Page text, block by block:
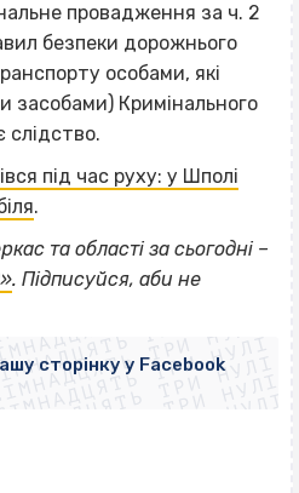
провадження за ч. 2
безпеки дорожнього
особами, які
засобами) Кримінального
слідство.
під час руху: у Шполі
.
та області за сьогодні –
. Підписуйся, аби не
ТРИ НУЛІ
ТРИ НУЛІ
ТРИ НУЛІ
ТРИ НУЛІ
ТРИ НУЛІ
ТРИ НУЛІ
ТРИ НУЛІ
ТРИ НУЛІ
сторінку у Facebook